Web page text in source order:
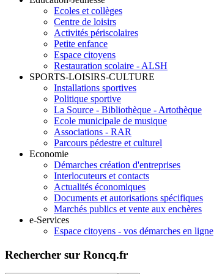
Ecoles et collèges
Centre de loisirs
Activités périscolaires
Petite enfance
Espace citoyens
Restauration scolaire - ALSH
SPORTS-LOISIRS-CULTURE
Installations sportives
Politique sportive
La Source - Bibliothèque - Artothèque
Ecole municipale de musique
Associations - RAR
Parcours pédestre et culturel
Economie
Démarches création d'entreprises
Interlocuteurs et contacts
Actualités économiques
Documents et autorisations spécifiques
Marchés publics et vente aux enchères
e-Services
Espace citoyens - vos démarches en ligne
Rechercher sur Roncq.fr